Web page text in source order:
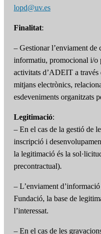
lopd@uv.es
Finalitat:
– Gestionar l’enviament de
informatiu, promocional i/o
activitats d’ADEIT a
mitjans electrònics,
esdeveniments organitzats
Legitimació:
– En el cas de la gestió de
inscripció i
la legitimació és la
precontractual).
– L’enviament
Fundació, la base de
l’interessat.
– En el cas de les